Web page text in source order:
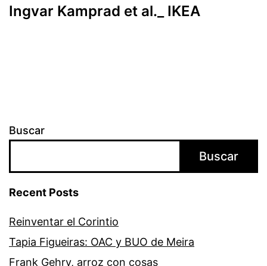
Ingvar Kamprad et al._ IKEA
Buscar
Buscar
Recent Posts
­­Reinventar el Corintio
Tapia Figueiras: OAC y BUO de Meira
Frank Gehry, arroz con cosas